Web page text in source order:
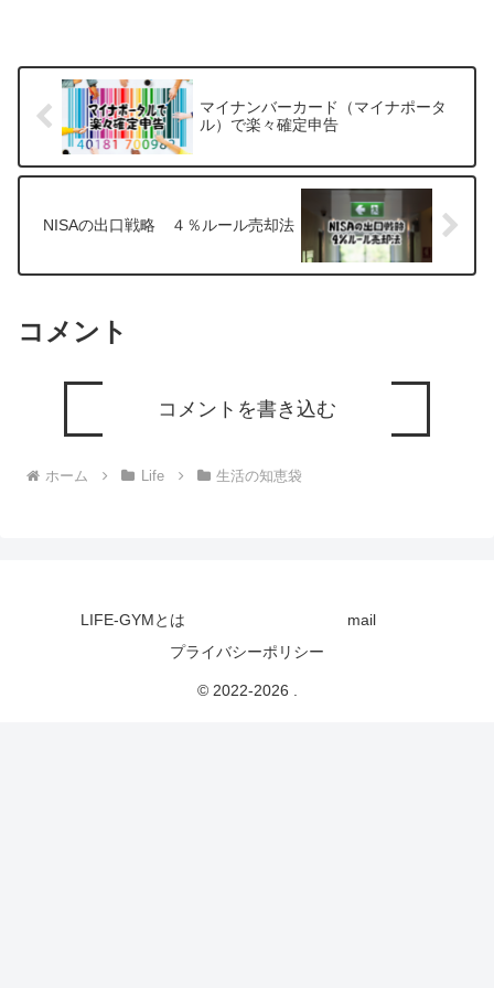
マイナンバーカード（マイナポータ
ル）で楽々確定申告
NISAの出口戦略 ４％ルール売却法
コメント
コメントを書き込む
ホーム Life 生活の知恵袋
LIFE-GYMとは
mail
プライバシーポリシー
© 2022-2026 .